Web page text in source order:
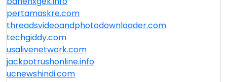
pertamaskre.com
threadsvideoandphotodownloader.com
techgiddy.com
usalivenetwork.com
jackpotrushonline.info
ucnewshindi.com